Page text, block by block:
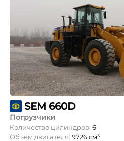
SEM 660D
Погрузчики
Количество цилиндров: 6
Объем двигателя: 9726 см³